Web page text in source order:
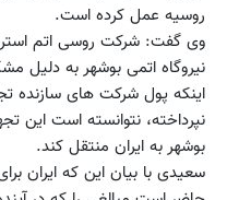
روسیه‌ عمل‌ کرده‌ است.
وی‌ گفت‌: شرکت‌ روسی‌ اتم‌
نیروگاه‌ اتمی‌ بوشهر به دلیل‌
اینکه‌ پول‌ شرکت‌ های‌ سازنده‌
نپرداخته‌، نتوانسته‌ است‌ این‌
بوشهر به‌ ایران‌ منتقل‌ کند.
سعیدی‌ با بیان‌ این که‌ ایران‌